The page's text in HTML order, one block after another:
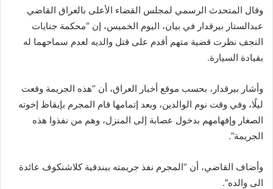
وقال المتحدث الرسمي لمجلس القضاء الأعلى بالعراق القاضي
عبدالستار بيرقدار في بيان، اليوم الخميس، إن “محكمة جنايات
النجف نظرت قضية متهم أقدم على قتل والديه لعدم سماحهما له
بقيادة السيارة.
وأشار بيرقدار، بحسب موقع أخبار العراق، أن “هذه الجريمة وقعت
ليلًا، وفي وقت نوم الوالدين، وبعد إتمامها قام المجرم بإيقاظ إخوته
الصغار وإفهامهم بدخول عصابة إلى المنزل، وهم من نفذوا هذه
الجريمة”.
وأضاف القاضي، أن “المجرم نفذ جريمته ببندقية كلاشنكوف عائدة
الى والده”.